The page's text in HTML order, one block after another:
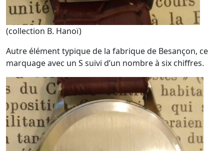
(collection B. Hanoï)
Autre élément typique de la fabrique de Besançon, ce
marquage avec un S suivi d’un nombre à six chiffres.